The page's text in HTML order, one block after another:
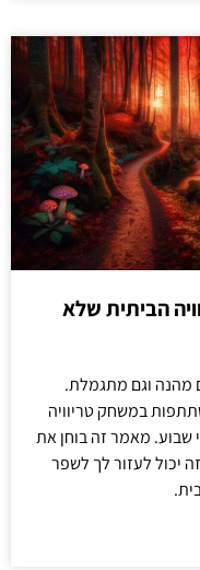
הביתית שלא
מהנה וגם מתגמלת.
במשחק טריוויה
מאמר זה בוחן את
יכול לעזור לך לשפר